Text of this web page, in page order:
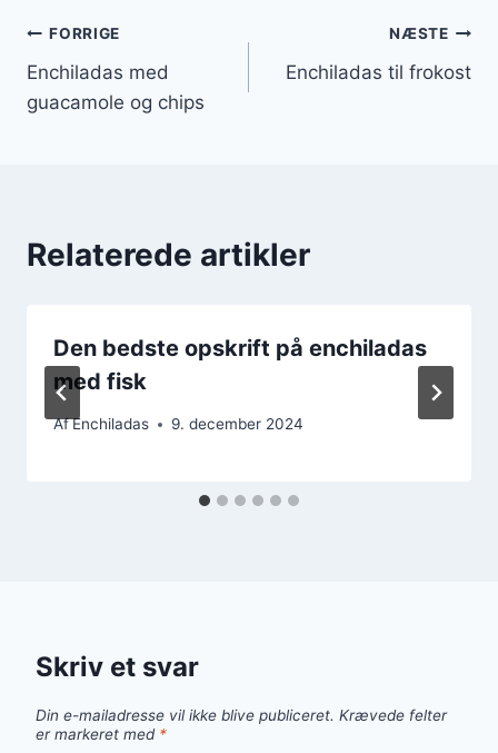
Indlægsnavigation
FORRIGE
Enchiladas med
guacamole og chips
NÆSTE
Enchiladas til frokost
Relaterede artikler
Den bedste opskrift på enchiladas
med fisk
AfEnchiladas 9. december 2024
Skriv et svar
Din e-mailadresse vil ikke blive publiceret. Krævede felter
er markeret med *